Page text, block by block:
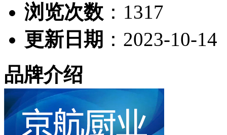
浏览次数 ： 1317
更新日期 ：2023-10-14
品牌介绍